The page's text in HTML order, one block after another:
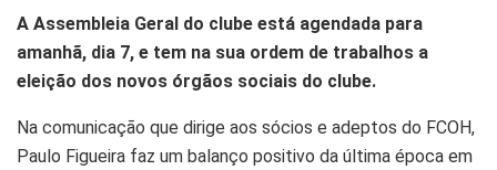
A Assembleia Geral do clube está agendada para
amanhã, dia 7, e tem na sua ordem de trabalhos a
eleição dos novos órgãos sociais do clube.
Na comunicação que dirige aos sócios e adeptos do FCOH,
Paulo Figueira faz um balanço positivo da última época em